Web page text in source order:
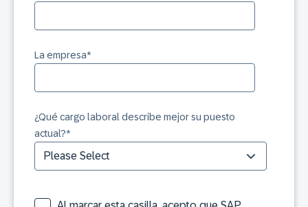
La empresa*
¿Qué cargo laboral describe mejor su puesto
actual?*